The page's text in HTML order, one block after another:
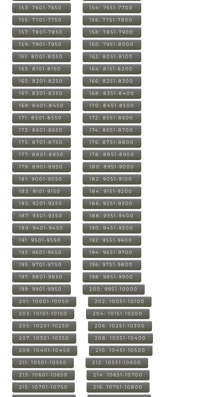
153: 7601-7650 154: 7651-7700
155: 7701-7750 156: 7751-7800
157: 7801-7850 158: 7851-7900
159: 7901-7950 160: 7951-8000
161: 8001-8050 162: 8051-8100
163: 8101-8150 164: 8151-8200
165: 8201-8250 166: 8251-8300
167: 8301-8350 168: 8351-8400
169: 8401-8450 170: 8451-8500
171: 8501-8550 172: 8551-8600
173: 8601-8650 174: 8651-8700
175: 8701-8750 176: 8751-8800
177: 8801-8850 178: 8851-8900
179: 8901-8950 180: 8951-9000
181: 9001-9050 182: 9051-9100
183: 9101-9150 184: 9151-9200
185: 9201-9250 186: 9251-9300
187: 9301-9350 188: 9351-9400
189: 9401-9450 190: 9451-9500
191: 9501-9550 192: 9551-9600
193: 9601-9650 194: 9651-9700
195: 9701-9750 196: 9751-9800
197: 9801-9850 198: 9851-9900
199: 9901-9950 200: 9951-10000
201: 10001-10050 202: 10051-10100
203: 10101-10150 204: 10151-10200
205: 10201-10250 206: 10251-10300
207: 10301-10350 208: 10351-10400
209: 10401-10450 210: 10451-10500
211: 10501-10550 212: 10551-10600
213: 10601-10650 214: 10651-10700
215: 10701-10750 216: 10751-10800